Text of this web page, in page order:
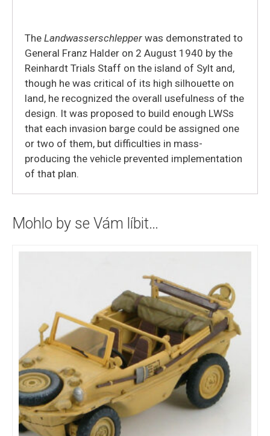
The Landwasserschlepper was demonstrated to
General Franz Halder on 2 August 1940 by the
Reinhardt Trials Staff on the island of Sylt and,
though he was critical of its high silhouette on
land, he recognized the overall usefulness of the
design. It was proposed to build enough LWSs
that each invasion barge could be assigned one
or two of them, but difficulties in mass-
producing the vehicle prevented implementation
of that plan.
Mohlo by se Vám líbit…